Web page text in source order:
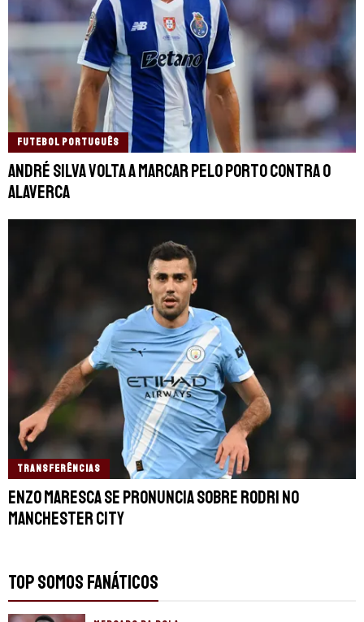
FUTEBOL PORTUGUÊS
André Silva volta a marcar pelo Porto contra o
Alaverca
TRANSFERÊNCIAS
Enzo Maresca se pronuncia sobre Rodri no
Manchester City
TOP SOMOS FANÁTICOS